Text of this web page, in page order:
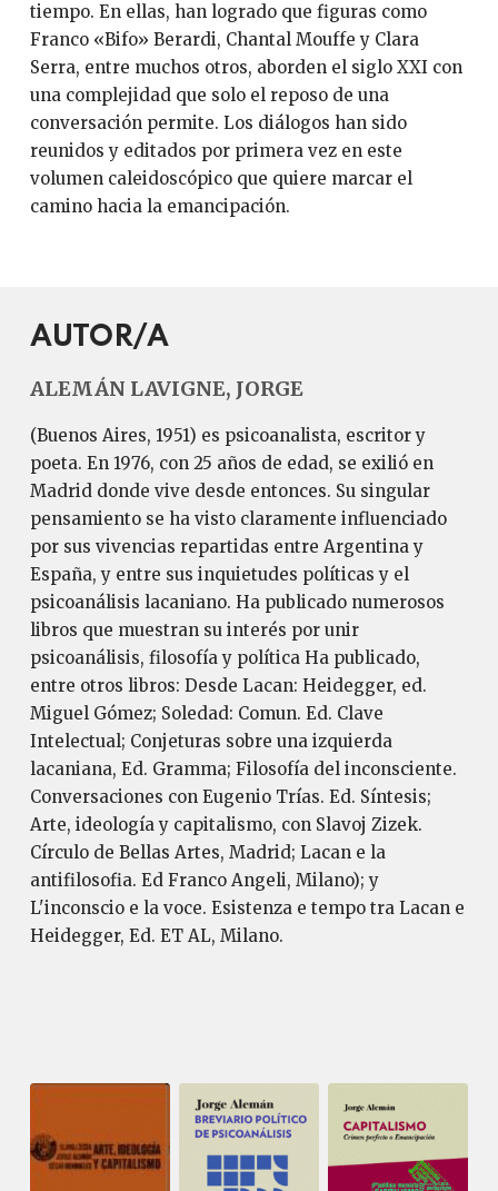
tiempo. En ellas, han logrado que figuras como
Franco «Bifo» Berardi, Chantal Mouffe y Clara
Serra, entre muchos otros, aborden el siglo XXI con
una complejidad que solo el reposo de una
conversación permite. Los diálogos han sido
reunidos y editados por primera vez en este
volumen caleidoscópico que quiere marcar el
camino hacia la emancipación.
AUTOR/A
ALEMÁN LAVIGNE, JORGE
(Buenos Aires, 1951) es psicoanalista, escritor y
poeta. En 1976, con 25 años de edad, se exilió en
Madrid donde vive desde entonces. Su singular
pensamiento se ha visto claramente influenciado
por sus vivencias repartidas entre Argentina y
España, y entre sus inquietudes políticas y el
psicoanálisis lacaniano. Ha publicado numerosos
libros que muestran su interés por unir
psicoanálisis, filosofía y política Ha publicado,
entre otros libros: Desde Lacan: Heidegger, ed.
Miguel Gómez; Soledad: Comun. Ed. Clave
Intelectual; Conjeturas sobre una izquierda
lacaniana, Ed. Gramma; Filosofía del inconsciente.
Conversaciones con Eugenio Trías. Ed. Síntesis;
Arte, ideología y capitalismo, con Slavoj Zizek.
Círculo de Bellas Artes, Madrid; Lacan e la
antifilosofia. Ed Franco Angeli, Milano); y
L'inconscio e la voce. Esistenza e tempo tra Lacan e
Heidegger, Ed. ET AL, Milano.